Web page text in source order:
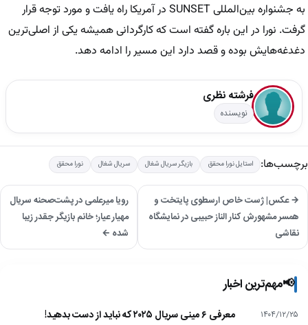
به جشنواره بین‌المللی SUNSET در آمریکا راه یافت و مورد توجه قرار
گرفت. نورا در این باره گفته است که کارگردانی همیشه یکی از اصلی‌ترین
دغدغه‌هایش بوده و قصد دارد این مسیر را ادامه دهد.
فرشته نظری
نویسنده
برچسب‌ها: استایل نورا محقق بازیگر سریال شغال سریال شغال نورا محقق
→ عکس| ژست خاص ارسطوی پایتخت و
همسر مشهورش کنار الناز حبیبی در نمایشگاه
نقاشی
رویا میرعلمی در پشت‌صحنه سریال
مهیار عیار؛ خانم بازیگر جقدر زیبا
شده ←
📢مهم‌ترین اخبار
۱۴۰۴/۱۲/۲۵ معرفی ۶ مینی سریال ۲۰۲۵ که نباید از دست بدهید!